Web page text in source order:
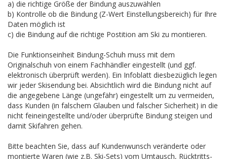
a) die richtige Größe der Bindung auszuwählen
b) Kontrolle ob die Bindung (Z-Wert Einstellungsbereich) für Ihre
Daten möglich ist
c) die Bindung auf die richtige Postition am Ski zu montieren.
Die Funktionseinheit Bindung-Schuh muss mit dem
Originalschuh von einem Fachhändler eingestellt (und ggf.
elektronisch überprüft werden). Ein Infoblatt diesbezüglich legen
wir jeder Skisendung bei. Absichtlich wird die Bindung nicht auf
die angegebene Länge (ungefähr) eingestellt um zu vermeiden,
dass Kunden (in falschem Glauben und falscher Sicherheit) in die
nicht feineingestellte und/oder überprüfte Bindung steigen und
damit Skifahren gehen.
Bitte beachten Sie, dass auf Kundenwunsch veränderte oder
montierte Waren (wie z.B. Ski-Sets) vom Umtausch, Rücktritts-